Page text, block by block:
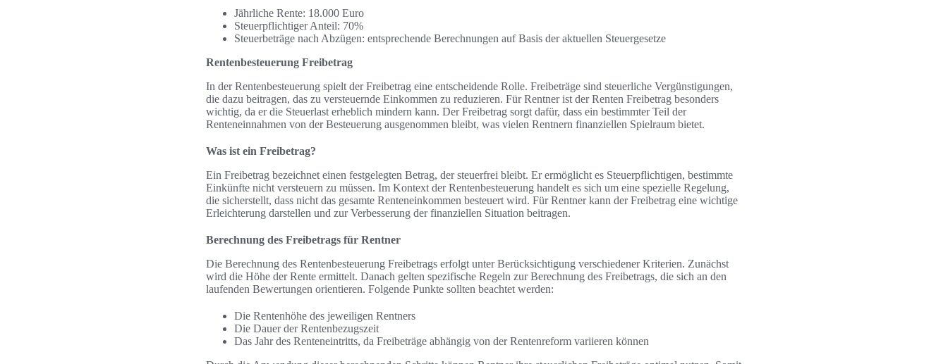
Jährliche Rente: 18.000 Euro
Steuerpflichtiger Anteil: 70%
Steuerbeträge nach Abzügen: entsprechende Berechnungen auf Basis der aktuellen Steuergesetze
Rentenbesteuerung Freibetrag
In der Rentenbesteuerung spielt der Freibetrag eine entscheidende Rolle. Freibeträge sind steuerliche Vergünstigungen,
die dazu beitragen, das zu versteuernde Einkommen zu reduzieren. Für Rentner ist der Renten Freibetrag besonders
wichtig, da er die Steuerlast erheblich mindern kann. Der Freibetrag sorgt dafür, dass ein bestimmter Teil der
Renteneinnahmen von der Besteuerung ausgenommen bleibt, was vielen Rentnern finanziellen Spielraum bietet.
Was ist ein Freibetrag?
Ein Freibetrag bezeichnet einen festgelegten Betrag, der steuerfrei bleibt. Er ermöglicht es Steuerpflichtigen, bestimmte
Einkünfte nicht versteuern zu müssen. Im Kontext der Rentenbesteuerung handelt es sich um eine spezielle Regelung,
die sicherstellt, dass nicht das gesamte Renteneinkommen besteuert wird. Für Rentner kann der Freibetrag eine wichtige
Erleichterung darstellen und zur Verbesserung der finanziellen Situation beitragen.
Berechnung des Freibetrags für Rentner
Die Berechnung des Rentenbesteuerung Freibetrags erfolgt unter Berücksichtigung verschiedener Kriterien. Zunächst
wird die Höhe der Rente ermittelt. Danach gelten spezifische Regeln zur Berechnung des Freibetrags, die sich an den
laufenden Bewertungen orientieren. Folgende Punkte sollten beachtet werden:
Die Rentenhöhe des jeweiligen Rentners
Die Dauer der Rentenbezugszeit
Das Jahr des Renteneintritts, da Freibeträge abhängig von der Rentenreform variieren können